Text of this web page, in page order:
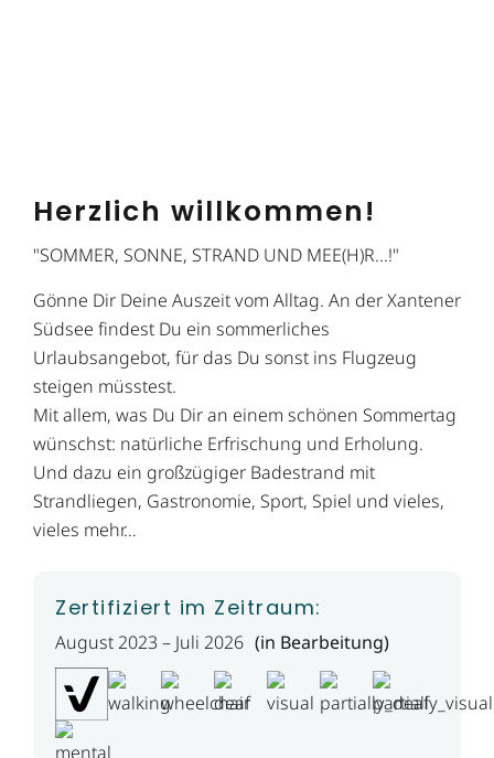
Herzlich willkommen!
"SOMMER, SONNE, STRAND UND MEE(H)R...!"
Gönne Dir Deine Auszeit vom Alltag. An der Xantener
Südsee findest Du ein sommerliches
Urlaubsangebot, für das Du sonst ins Flugzeug
steigen müsstest.
Mit allem, was Du Dir an einem schönen Sommertag
wünschst: natürliche Erfrischung und Erholung.
Und dazu ein großzügiger Badestrand mit
Strandliegen, Gastronomie, Sport, Spiel und vieles,
vieles mehr…
Zertifiziert im Zeitraum:
August 2023 – Juli 2026 (in Bearbeitung)